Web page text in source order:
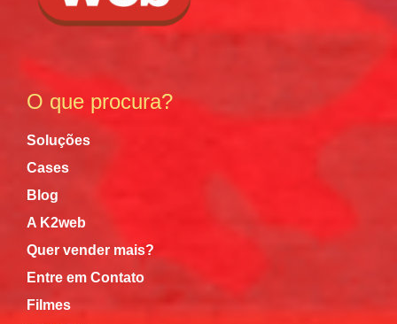
O que procura?
Soluções
Cases
Blog
A K2web
Quer vender mais?
Entre em Contato
Filmes